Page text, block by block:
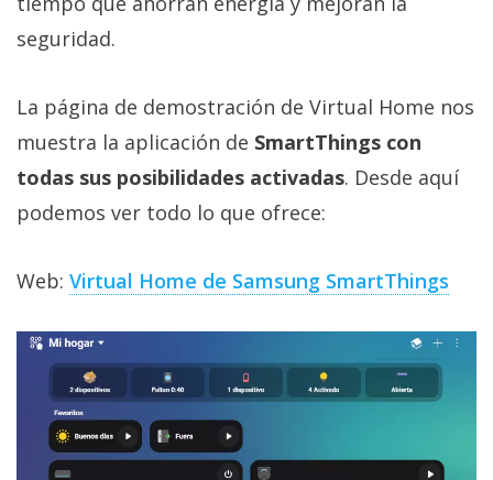
seguridad.
La página de demostración de Virtual Home nos
muestra la aplicación de SmartThings con
todas sus posibilidades activadas. Desde aquí
podemos ver todo lo que ofrece:
Web: Virtual Home de Samsung SmartThings